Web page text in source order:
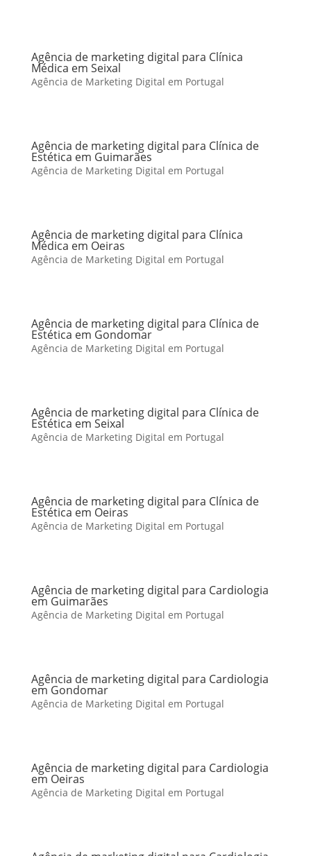
Agência de marketing digital para Clínica
Médica em Seixal
Agência de Marketing Digital em Portugal
Agência de marketing digital para Clínica de
Estética em Guimarães
Agência de Marketing Digital em Portugal
Agência de marketing digital para Clínica
Médica em Oeiras
Agência de Marketing Digital em Portugal
Agência de marketing digital para Clínica de
Estética em Gondomar
Agência de Marketing Digital em Portugal
Agência de marketing digital para Clínica de
Estética em Seixal
Agência de Marketing Digital em Portugal
Agência de marketing digital para Clínica de
Estética em Oeiras
Agência de Marketing Digital em Portugal
Agência de marketing digital para Cardiologia
em Guimarães
Agência de Marketing Digital em Portugal
Agência de marketing digital para Cardiologia
em Gondomar
Agência de Marketing Digital em Portugal
Agência de marketing digital para Cardiologia
em Oeiras
Agência de Marketing Digital em Portugal